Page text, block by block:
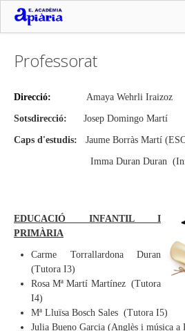
L'Escola
Organització
Horaris
Calendari 2024 - 2025
Junta administrativa
PAS
Serveis
Documentació
Contactar
Professorat
Direcció: Amaya Wehrli Iraizoz
Sotsdirecció: Josep Domingo Martí
Caps d'estudis: Jaume Borràs Martí
Imma Duran Duran
EDUCACIÓ INFANTIL I
PRIMÀRIA
Carme Torrallardona Duran
(Tutora I3)
Rosa Mª Martí Martínez (Tutora
I4)
Mª Lluïsa Bosch Sales (Tutora I5)
Julia Bueno Garcia (Anglès i música